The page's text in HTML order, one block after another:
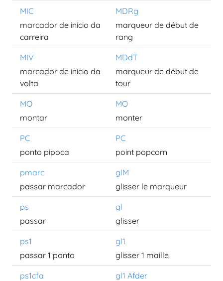
MIC
MDRg
marcador de início da
carreira
marqueur de début de
rang
MIV
MDdT
marcador de início da
volta
marqueur de début de
tour
MO
MO
montar
monter
PC
PC
ponto pipoca
point popcorn
pmarc
glM
passar marcador
glisser le marqueur
ps
gl
passar
glisser
ps1
gl1
passar 1 ponto
glisser 1 maille
ps1cfa
gl1 Afder